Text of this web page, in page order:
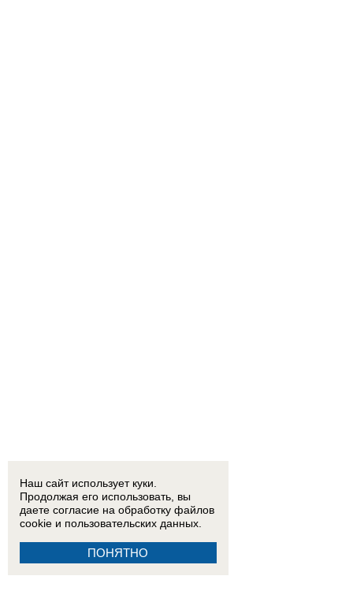
Наш сайт использует куки.
Продолжая его использовать, вы
даете согласие на обработку файлов
cookie и пользовательских данных.
ПОНЯТНО